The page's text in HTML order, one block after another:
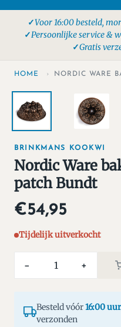
Voor 16:00 besteld,
Persoonlijke service &
Gratis
HOME › NORDIC WARE
BRINKMANS KOOKWI
Nordic Ware
patch Bundt
€54,95
Tijdelijk uitverkocht
− +
Besteld vóór16:00 uur
verzonden